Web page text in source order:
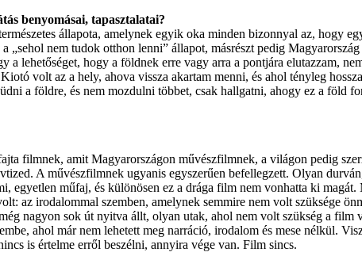
benyomásai, tapasztalatai?
állapota, amelynek egyik oka minden bizonnyal az, hogy
„sehol nem tudok otthon lenni” állapot, másrészt pedig
a lehetőséget, hogy a földnek erre vagy arra a pontjára elutazzam,
volt az a hely, ahova vissza akartam menni, és ahol tényleg
a földre, és nem mozdulni többet, csak hallgatni, ahogy ez a föld
filmnek, amit Magyarországon művészfilmnek, a világon pedig
A művészfilmnek ugyanis egyszerűen befellegzett. Olyan
egyetlen műfaj, és különösen ez a drága film nem vonhatta ki
az irodalommal szemben, amelynek semmire nem volt szüksége
nagyon sok út nyitva állt, olyan utak, ahol nem volt szükség a film
ahol már nem lehetett meg narráció, irodalom és mese nélkül.
is értelme erről beszélni, annyira vége van. Film sincs.